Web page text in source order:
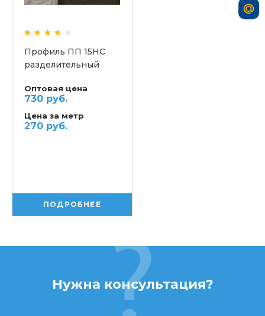
Профиль ПП 15НС
разделительный
Оптовая цена
730 руб.
Цена за метр
270 руб.
ПОДРОБНЕЕ
Нужна консультация?